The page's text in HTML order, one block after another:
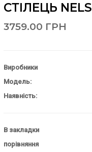
СТІЛЕЦЬ NELS
3759.00 ГРН
Виробники
Модель:
Наявність:
В закладки
порівняння